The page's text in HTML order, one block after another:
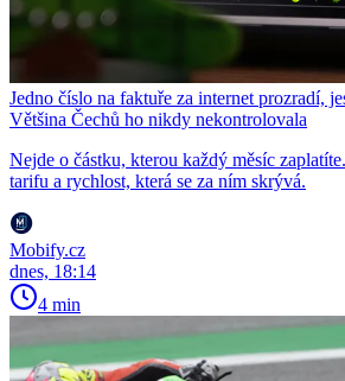
Jedno číslo na faktuře za internet prozradí,
Většina Čechů ho nikdy nekontrolovala
Nejde o částku, kterou každý měsíc
tarifu a rychlost, která se za ním skrývá.
Mobify.cz
dnes, 18:14
4 min